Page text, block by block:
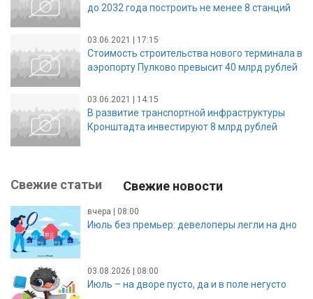
до 2032 года построить не менее 8 станций
03.06.2021 | 17:15
Стоимость строительства нового терминала в
аэропорту Пулково превысит 40 млрд рублей
03.06.2021 | 14:15
В развитие транспортной инфраструктуры
Кронштадта инвестируют 8 млрд рублей
Свежие статьи Свежие новости
вчера | 08:00
Июль без премьер: девелоперы легли на дно
03.08.2026 | 08:00
Июль – на дворе пусто, да и в поле негусто